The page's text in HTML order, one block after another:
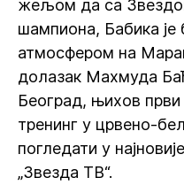
жељом да са
шампиона, Бабика
атмосфером на
долазак Махмуда
Београд, њихов
тренинг у црвено-
погледати у
„Звезда ТВ“.